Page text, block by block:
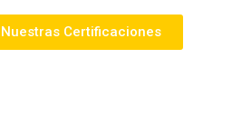
Certificaciones